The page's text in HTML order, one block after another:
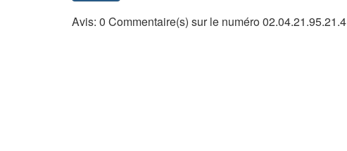
Avis: 0 Commentaire(s) sur le numéro 02.04.21.95.21.4